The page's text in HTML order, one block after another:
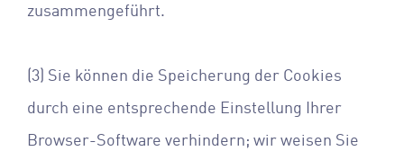
zusammengeführt.
(3) Sie können die Speicherung der Cookies
durch eine entsprechende Einstellung Ihrer
Browser-Software verhindern; wir weisen Sie